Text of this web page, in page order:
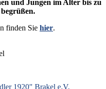
und Jungen im Alter bis zu
finden Sie hier.
1920" Brakel e.V.